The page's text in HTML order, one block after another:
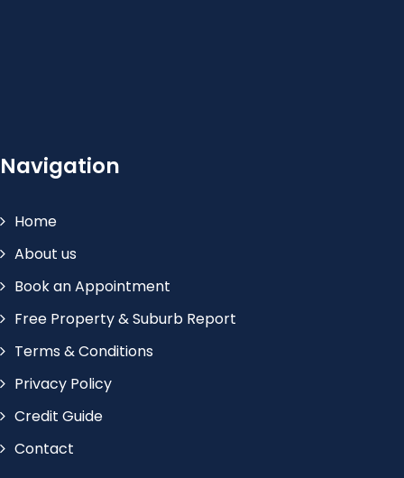
Navigation
Home
About us
Book an Appointment
Free Property & Suburb Report
Terms & Conditions
Privacy Policy
Credit Guide
Contact